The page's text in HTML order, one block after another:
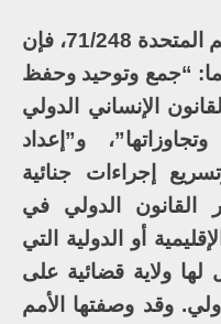
عملا بقرار الجمعية العامة للأمم المتحدة 71/248، فإن
هما: “جمع وتوحيد وحفظ
الإنساني الدولي
و”إعداد
إجراءات جنائية
القانون الدولي في
أو الدولية التي
ولاية قضائية على
وقد وصفتها الأمم